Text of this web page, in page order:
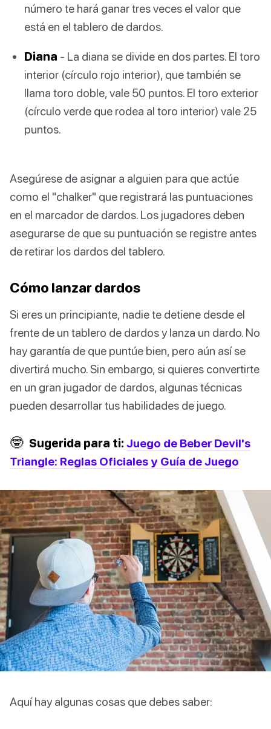
número te hará ganar tres veces el valor que
está en el tablero de dardos.
Diana - La diana se divide en dos partes. El toro
interior (círculo rojo interior), que también se
llama toro doble, vale 50 puntos. El toro exterior
(círculo verde que rodea al toro interior) vale 25
puntos.
Asegúrese de asignar a alguien para que actúe
como el "chalker" que registrará las puntuaciones
en el marcador de dardos. Los jugadores deben
asegurarse de que su puntuación se registre antes
de retirar los dardos del tablero.
Cómo lanzar dardos
Si eres un principiante, nadie te detiene desde el
frente de un tablero de dardos y lanza un dardo. No
hay garantía de que puntúe bien, pero aún así se
divertirá mucho. Sin embargo, si quieres convertirte
en un gran jugador de dardos, algunas técnicas
pueden desarrollar tus habilidades de juego.
🤓 Sugerida para ti: Juego de Beber Devil's
Triangle: Reglas Oficiales y Guía de Juego
Aquí hay algunas cosas que debes saber: